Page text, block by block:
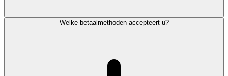
Welke betaalmethoden accepteert u?